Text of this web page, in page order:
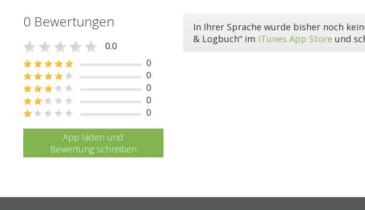
0 Bewertungen
0.0
0
0
0
0
0
App laden und
Bewertung schreiben
In Ihrer Sprache wurde bisher noch
& Logbuch“ im iTunes App Store und